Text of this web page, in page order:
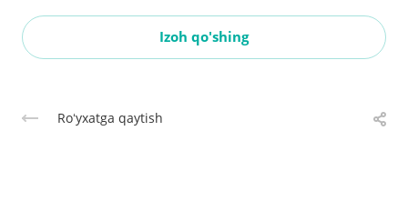
Izoh qo'shing
Roʻyxatga qaytish